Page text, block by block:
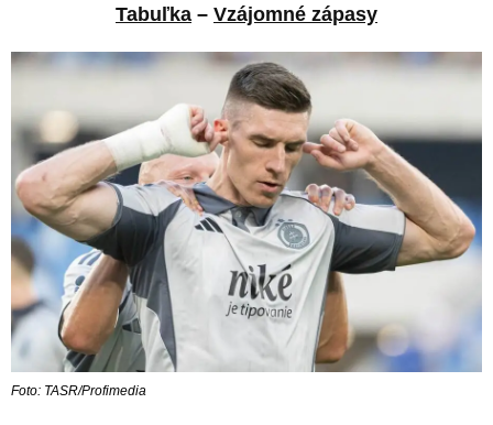
Tabuľka – Vzájomné zápasy
Foto: TASR/Profimedia